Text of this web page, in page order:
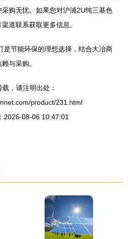
购无忧。如果您对沪浦2U纯三基色
道联系获取更多信息。
是节能环保的理想选择，结合大冶商
与采购。
载，请注明出处：
product/231.html
2026-08-06 10:47:01